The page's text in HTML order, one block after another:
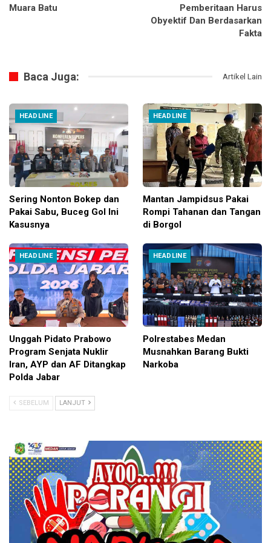
Muara Batu
Pemberitaan Harus
Obyektif Dan Berdasarkan
Fakta
Baca Juga: Artikel Lain
HEADLINE
Sering Nonton Bokep dan
Pakai Sabu, Buceg Gol Ini
Kasusnya
HEADLINE
Mantan Jampidsus Pakai
Rompi Tahanan dan Tangan
di Borgol
HEADLINE
Unggah Pidato Prabowo
Program Senjata Nuklir
Iran, AYP dan AF Ditangkap
Polda Jabar
HEADLINE
Polrestabes Medan
Musnahkan Barang Bukti
Narkoba
SEBELUM LANJUT